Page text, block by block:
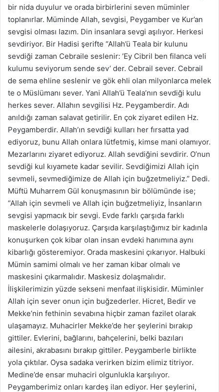
bir nida duyulur ve orada birbirlerini seven müminler
toplanırlar. Müminde Allah, sevgisi, Peygamber ve Kur’an
sevgisi olması lazım. Din insanlara sevgi aşılıyor. Herkesi
sevdiriyor. Bir Hadisi şerifte “Allah’ü Teala bir kulunu
sevdiği zaman Cebraile seslenir: ’Ey Cibril ben filanca veli
kulumu seviyorum sende sev’ der. Cebrail sever. Cebrail
de sema ehline seslenir ve gök ehli olan milyonlarca melek
te o Müslümanı sever. Yani Allah’ü Teala’nın sevdiği kulu
herkes sever. Allahın sevgilisi Hz. Peygamberdir. Adı
anıldığı zaman salavat getirilir. En çok ziyaret edilen Hz.
Peygamberdir. Allah’ın sevdiği kulları her fırsatta yad
ediyoruz, bunu Allah onlara lütfetmiş, kimse mani olamıyor.
Mezarlarını ziyaret ediyoruz. Allah sevdiğini sevdirir. O’nun
sevdiği kul kıyamete kadar sevilir. Sevdiğimizi Allah için
sevmeli, sevmediğimize de Allah için buğzetmeliyiz.” Dedi.
Müftü Muharrem Gül konuşmasının bir bölümünde ise;
“Allah için sevmeli ve Allah için buğzetmeliyiz, İnsanların
sevgisi yapmacık bir sevgi. Evde farklı çarşıda farklı
maskelerle dolaşıyoruz. Çarşıda karşılaştığımız bir kadınla
konuşurken çok kibar olan insan evdeki hanımına aynı
kibarlığı gösteremiyor. Orada maskesini çıkarıyor. Halbuki
Mümin samimi olmalı ve her zaman kibar olmalı ve
maskesini çıkarmalıdır. Maskesiz dolaşmalıdır.
İlişkilerimizin yüzde sekseni menfaat ilişkisidir. Müminler
Allah için sever onun için buğzederler. Hicret, Bedir ve
Mekke’nin fethinin sevabına hiçbir zaman fazilet olarak
ulaşamayız. Muhacirler Mekke’de her şeylerini bırakıp
gittiler. Evlerini, bağlarını, bahçelerini, belki bazıları
ailesini, akrabasını bırakıp gittiler. Peygamberle birlikte
yola çıktılar. Oysa sadaka verirken bizim elimiz titriyor.
Medine’de ensar muhaciri olgunlukla karşılıyor.
Peygamberimiz onları kardeş ilan ediyor. Her şeylerini,